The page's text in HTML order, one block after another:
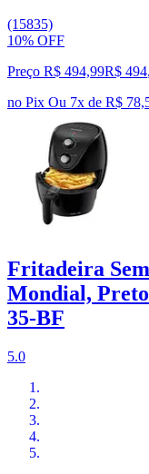
(15835)
10% OFF
Preço R$ 494,99R$ 494,
no Pix Ou 7x de R$
Fritadeira
Mondial,
35-BF
5.0